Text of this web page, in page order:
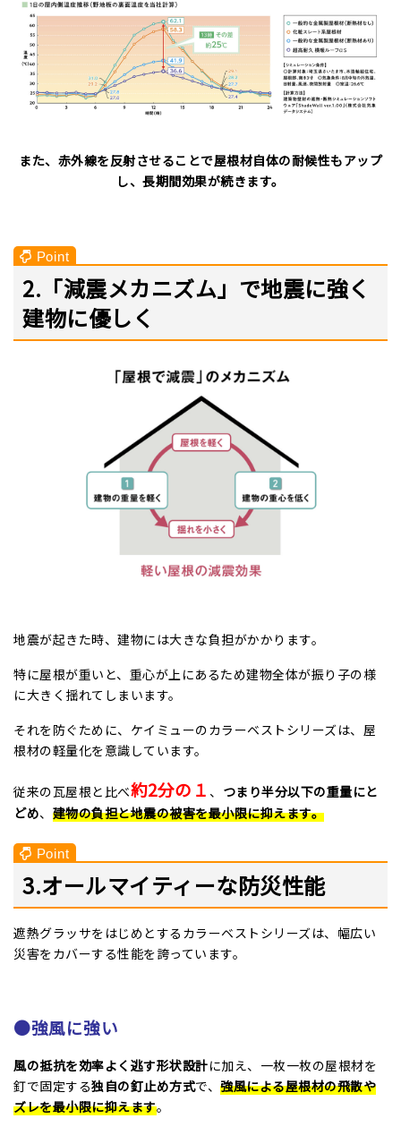
また、赤外線を反射させることで屋根材自体の耐候性もアップ
し、長期間効果が続きます。
2.「減震メカニズム」で地震に強く
建物に優しく
地震が起きた時、建物には大きな負担がかかります。
特に屋根が重いと、重心が上にあるため建物全体が振り子の様
に大きく揺れてしまいます。
それを防ぐために、ケイミューのカラーベストシリーズは、屋
根材の軽量化を意識しています。
従来の瓦屋根と比べ約2分の１ 、 つまり半分以下の重量にと
どめ、 建物の負担と地震の被害を最小限に抑えます。
3.オールマイティーな防災性能
遮熱グラッサをはじめとするカラーベストシリーズは、幅広い
災害をカバーする性能を誇っています。
●強風に強い
風の抵抗を効率よく逃す形状設計に加え、一枚一枚の屋根材を
釘で固定する独自の釘止め方式で、 強風による屋根材の飛散や
ズレを最小限に抑えます。